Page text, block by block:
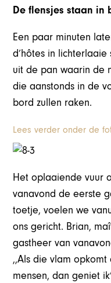
De flensjes staan in
Een paar minuten
d’hôtes in
uit de pan waarin de
die aanstonds in de
bord zullen raken.
Lees verder onder de
Het oplaaiende vuur
vanavond de eerste
toetje, voelen we
ons gericht. Brian,
gastheer van
,,Als die vlam
mensen, dan geniet